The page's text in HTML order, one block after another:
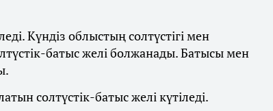
Күндіз облыстың солтүстігі мен
батыс желі болжанады. Батысы мен
солтүстік-батыс желі күтіледі.